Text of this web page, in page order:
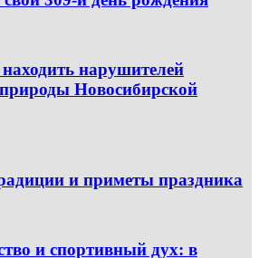
нарушителей
Новосибирской
и приметы праздника
и спортивный дух: в